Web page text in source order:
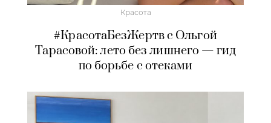
Красота
#КрасотаБезЖертв с Ольгой
Тарасовой: лето без лишнего — гид
по борьбе с отеками